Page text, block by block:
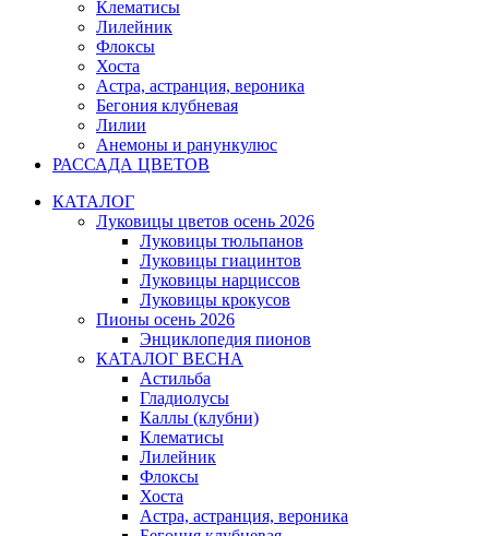
Клематисы
Лилейник
Флоксы
Хоста
Астра, астранция, вероника
Бегония клубневая
Лилии
Анемоны и ранункулюс
РАССАДА ЦВЕТОВ
КАТАЛОГ
Луковицы цветов осень 2026
Луковицы тюльпанов
Луковицы гиацинтов
Луковицы нарциссов
Луковицы крокусов
Пионы осень 2026
Энциклопедия пионов
КАТАЛОГ ВЕСНА
Астильба
Гладиолусы
Каллы (клубни)
Клематисы
Лилейник
Флоксы
Хоста
Астра, астранция, вероника